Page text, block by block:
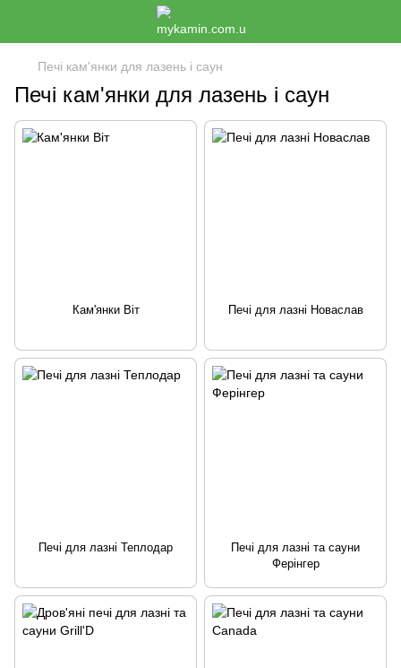
Печі кам'янки для лазень і саун
Печі кам'янки для лазень і саун
Кам'янки Віт Печі для лазні Новаслав
Печі для лазні Теплодар
Печі для лазні та сауни
Ферінгер